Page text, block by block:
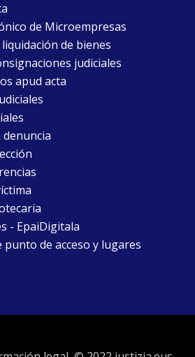
de Microempresas
de bienes
judiciales
apud acta
- EpaiDigitala
punto de acceso y lugares